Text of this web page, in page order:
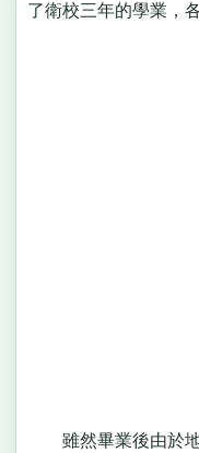
了衛校三年的學業，
雖然畢業後由於地